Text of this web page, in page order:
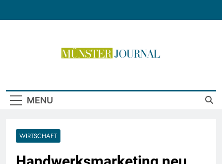
MENU
WIRTSCHAFT